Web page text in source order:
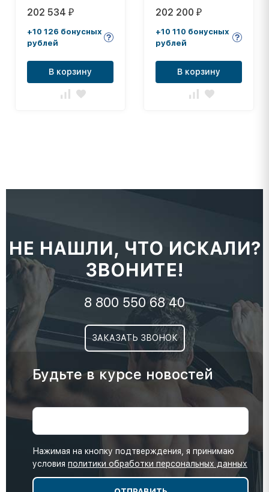
навесом из
поликарбоната)
СТ-50
202 534 ₽
+10 126 бонусных
рублей
В корзину
202 200 ₽
+10 110 бонусных
рублей
В корзину
НЕ НАШЛИ, ЧТО ИСКАЛИ?
ЗВОНИТЕ!
8 800 550 68 40
ЗАКАЗАТЬ ЗВОНОК
Будьте в курсе новостей
Нажимая на кнопку подтверждения, я принимаю
условия политики обработки персональных данных